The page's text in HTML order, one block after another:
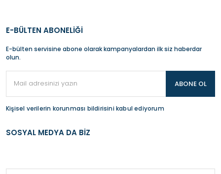
E-BÜLTEN ABONELİĞİ
E-bülten servisine abone olarak kampanyalardan ilk siz haberdar
olun.
ABONE OL
Kişisel verilerin korunması bildirisini kabul ediyorum
SOSYAL MEDYA DA BİZ